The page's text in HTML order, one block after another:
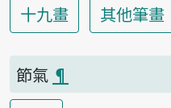
十九畫
其他筆畫
節氣 ¶